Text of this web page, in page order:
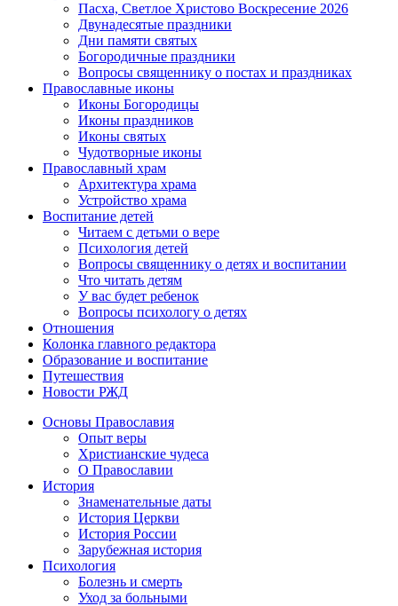
Пасха, Светлое Христово Воскресение 2026
Двунадесятые праздники
Дни памяти святых
Богородичные праздники
Вопросы священнику о постах и праздниках
Православные иконы
Иконы Богородицы
Иконы праздников
Иконы святых
Чудотворные иконы
Православный храм
Архитектура храма
Устройство храма
Воспитание детей
Читаем с детьми о вере
Психология детей
Вопросы священнику о детях и воспитании
Что читать детям
У вас будет ребенок
Вопросы психологу о детях
Отношения
Колонка главного редактора
Образование и воспитание
Путешествия
Новости РЖД
Основы Православия
Опыт веры
Христианские чудеса
О Православии
История
Знаменательные даты
История Церкви
История России
Зарубежная история
Психология
Болезнь и смерть
Уход за больными